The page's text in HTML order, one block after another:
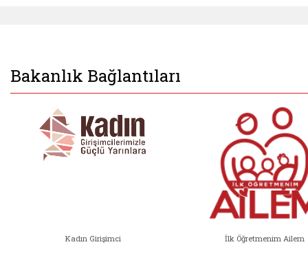
Bakanlık Bağlantıları
Kadın Girişimci İlk Öğretmenim Ailem